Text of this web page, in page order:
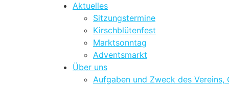
Aktuelles
Sitzungstermine
Kirschblütenfest
Marktsonntag
Adventsmarkt
Über uns
Aufgaben und Zweck des Vereins,